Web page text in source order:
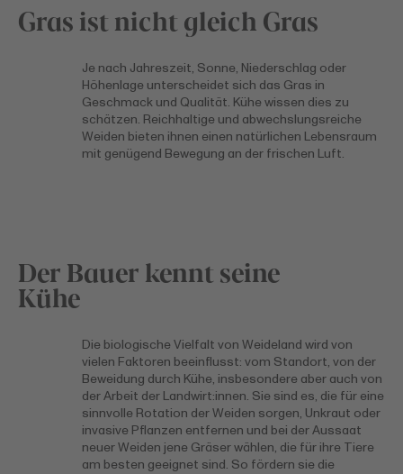
Gras ist nicht gleich Gras
Je nach Jahreszeit, Sonne, Niederschlag oder
Höhenlage unterscheidet sich das Gras in
Geschmack und Qualität. Kühe wissen dies zu
schätzen. Reichhaltige und abwechslungsreiche
Weiden bieten ihnen einen natürlichen Lebensraum
mit genügend Bewegung an der frischen Luft.
Der Bauer kennt seine
Kühe
Die biologische Vielfalt von Weideland wird von
vielen Faktoren beeinflusst: vom Standort, von der
Beweidung durch Kühe, insbesondere aber auch von
der Arbeit der Landwirt:innen. Sie sind es, die für eine
sinnvolle Rotation der Weiden sorgen, Unkraut oder
invasive Pflanzen entfernen und bei der Aussaat
neuer Weiden jene Gräser wählen, die für ihre Tiere
am besten geeignet sind. So fördern sie die